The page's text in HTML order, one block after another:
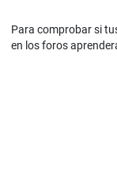
Para comprobar si
en los foros